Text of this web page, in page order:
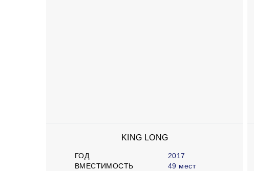
KING LONG
ГОД
2017
ВМЕСТИМОСТЬ
49 мест